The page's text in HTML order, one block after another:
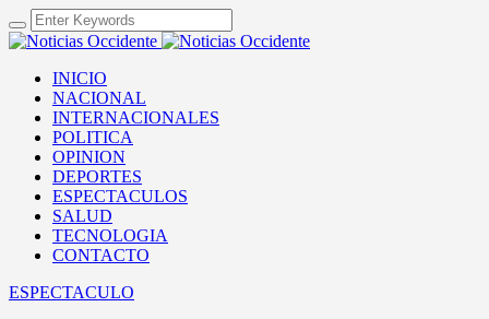
INICIO
NACIONAL
INTERNACIONALES
POLITICA
OPINION
DEPORTES
ESPECTACULOS
SALUD
TECNOLOGIA
CONTACTO
ESPECTACULO